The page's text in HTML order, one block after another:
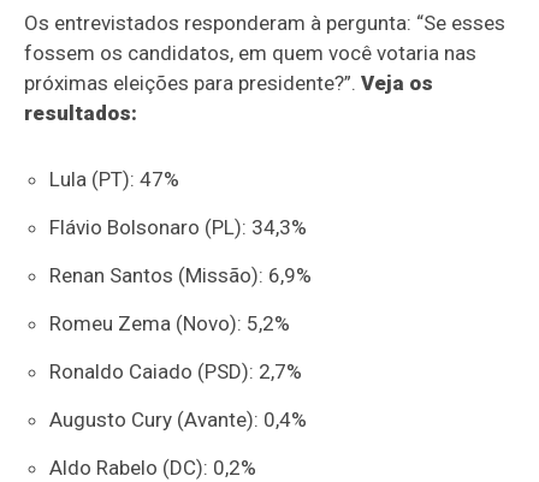
Os entrevistados responderam à pergunta: “Se esses
fossem os candidatos, em quem você votaria nas
próximas eleições para presidente?”.Veja os
resultados:
Lula (PT): 47%
Flávio Bolsonaro (PL): 34,3%
Renan Santos (Missão): 6,9%
Romeu Zema (Novo): 5,2%
Ronaldo Caiado (PSD): 2,7%
Augusto Cury (Avante): 0,4%
Aldo Rabelo (DC): 0,2%